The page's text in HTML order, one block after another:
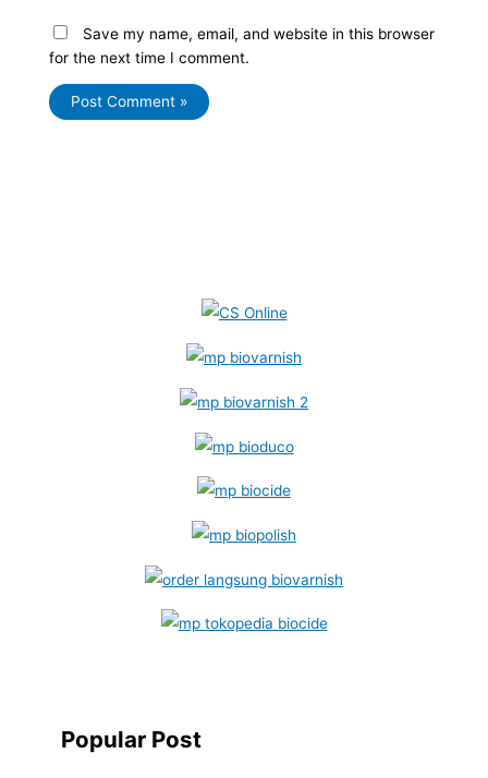
Save my name, email, and website in this browser
for the next time I comment.
Popular Post